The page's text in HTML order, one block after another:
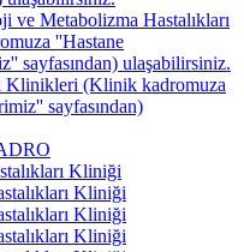
ve Metabolizma Hastalıkları
''Hastane
sayfasından) ulaşabilirsiniz.
Klinikleri (Klinik kadromuza
sayfasından)
Kliniği
Kliniği
Kliniği
Kliniği